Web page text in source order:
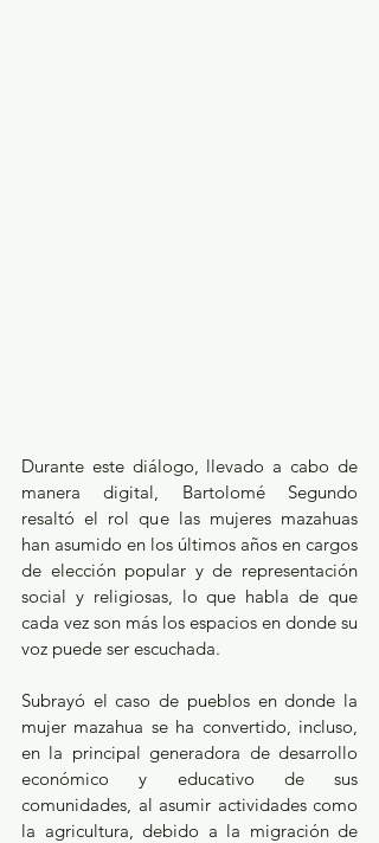
Durante este diálogo, llevado a cabo de
manera digital, Bartolomé Segundo
resaltó el rol que las mujeres mazahuas
han asumido en los últimos años en cargos
de elección popular y de representación
social y religiosas, lo que habla de que
cada vez son más los espacios en donde su
voz puede ser escuchada.
Subrayó el caso de pueblos en donde la
mujer mazahua se ha convertido, incluso,
en la principal generadora de desarrollo
económico y educativo de sus
comunidades, al asumir actividades como
la agricultura, debido a la migración de